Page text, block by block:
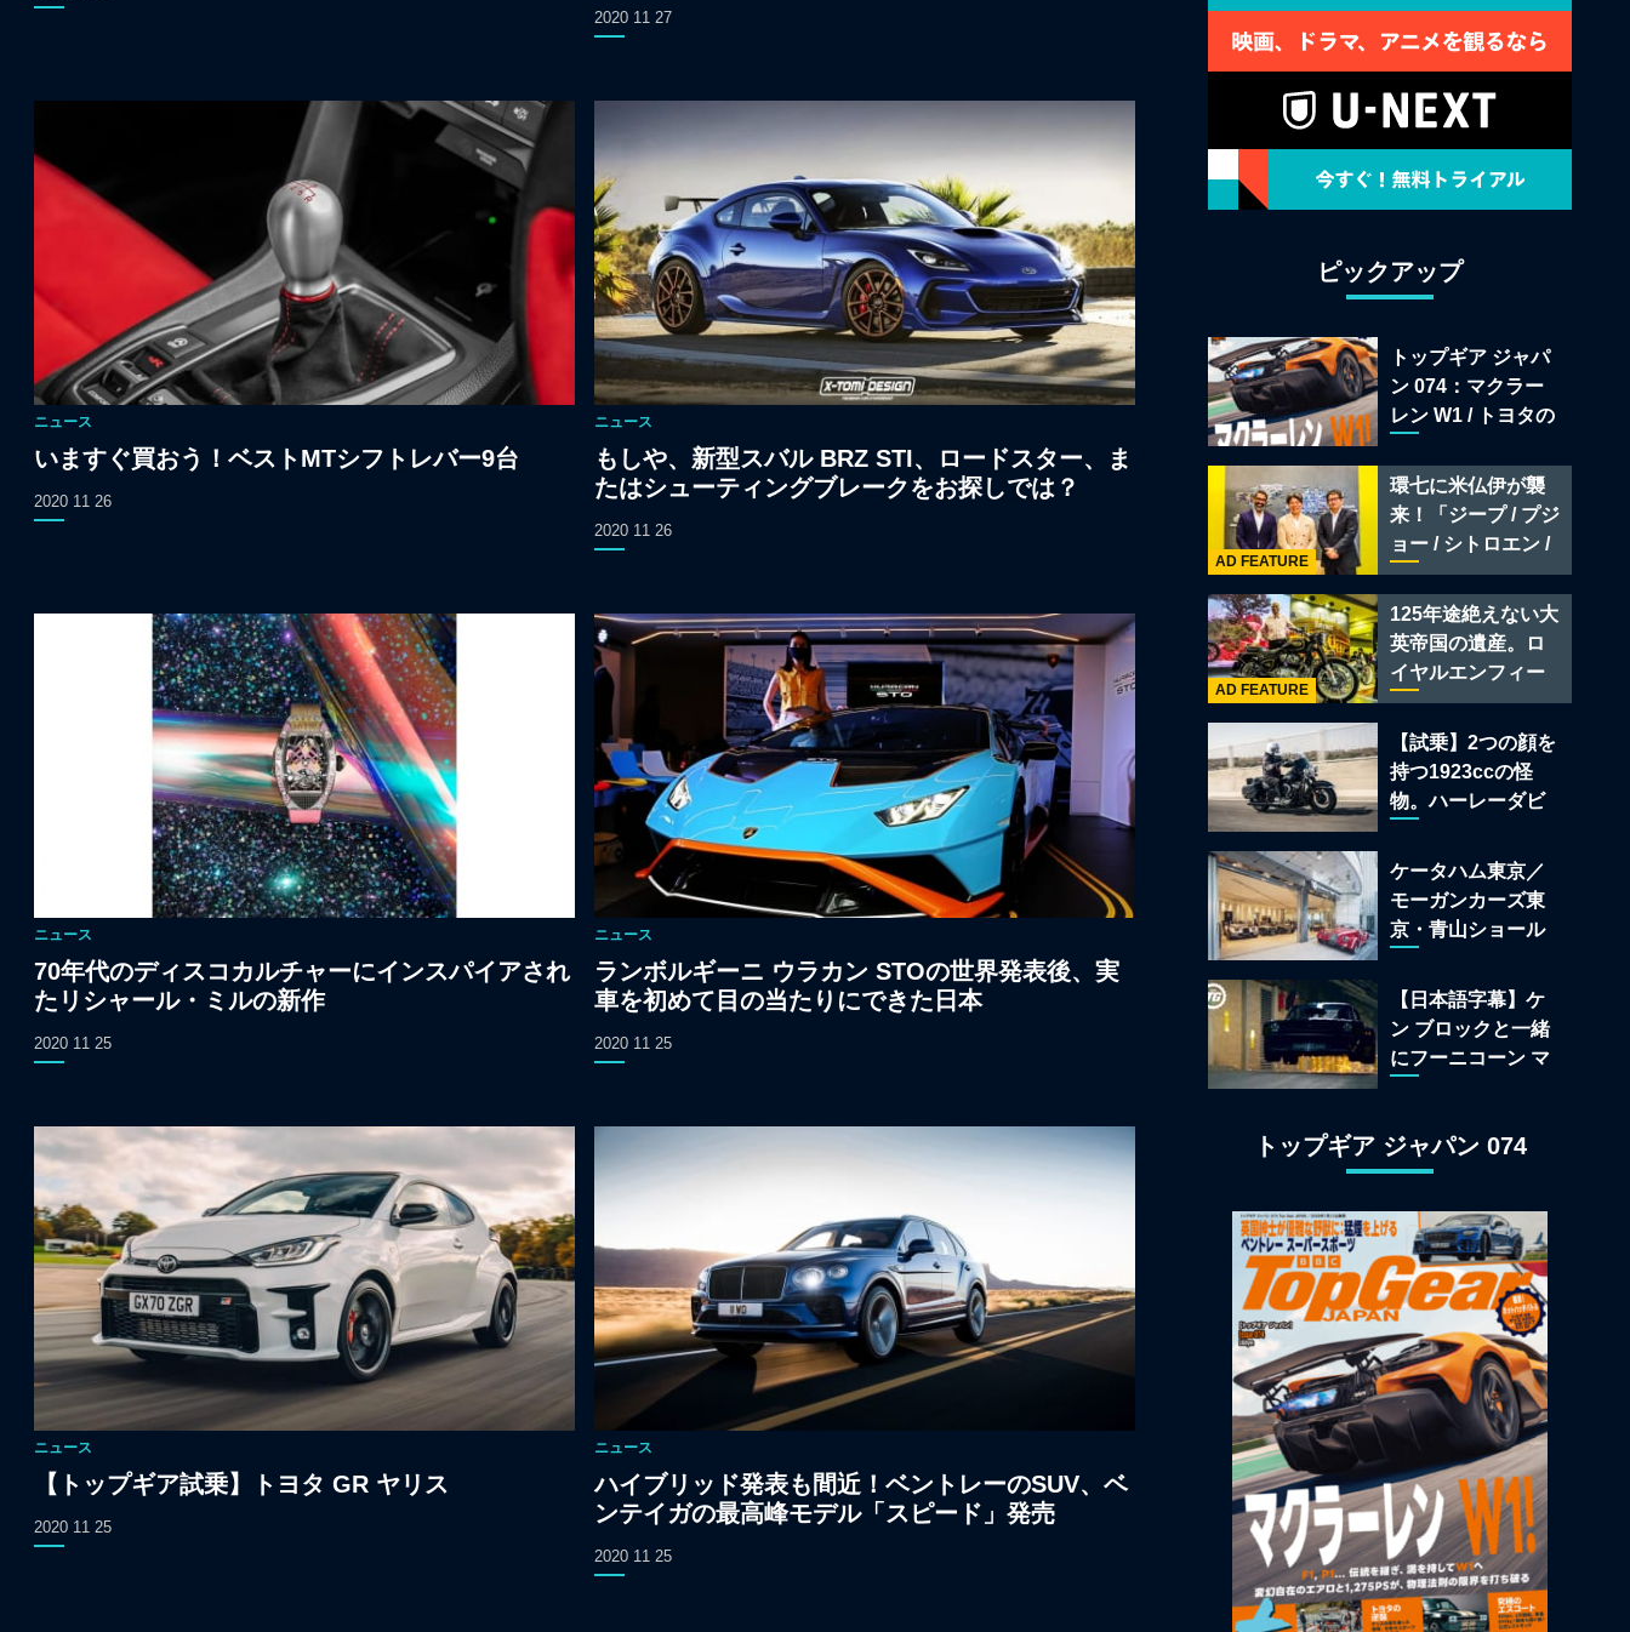
2020 11 27
ニュース
いますぐ買おう！ベストMTシフトレバー9台
2020 11 26
ニュース
もしや、新型スバル BRZ STI、ロードスター、ま
たはシューティングブレークをお探しでは？
2020 11 26
ニュース
70年代のディスコカルチャーにインスパイアされ
たリシャール・ミルの新作
2020 11 25
ニュース
ランボルギーニ ウラカン STOの世界発表後、実
車を初めて目の当たりにできた日本
2020 11 25
ニュース
【トップギア試乗】トヨタ GR ヤリス
2020 11 25
ニュース
ハイブリッド発表も間近！ベントレーのSUV、ベ
ンテイガの最高峰モデル「スピード」発売
2020 11 25
ピックアップ
トップギア ジャパ
ン 074：マクラー
レン W1 / トヨタの
ー戦略 /フェラーリ
849 テスタロッサ /
テメラリオ /ベント
レー スーパースポ
ーツ
環七に米仏伊が襲
来！「ジープ / プジ
ョー / シトロエン /
フィアット / アバル
ト足立」はクルマ
のセレクトショッ
プである
AD FEATURE
125年途絶えない大
英帝国の遺産。ロ
イヤルエンフィー
ルド責任者に訊
く、新型
「BULLET 650」
と“時間の質”を愛
する理由
AD FEATURE
【試乗】2つの顔を
持つ1923ccの怪
物。ハーレーダビ
ォーキーエイト
117」の深淵を覗く
ケータハム東京／
モーガンカーズ東
京・青山ショール
「移動手段」では
なく「人生」だ
【日本語字幕】ケ
ン ブロックと一緒
にフーニコーン マ
トップギア ジャパン 074